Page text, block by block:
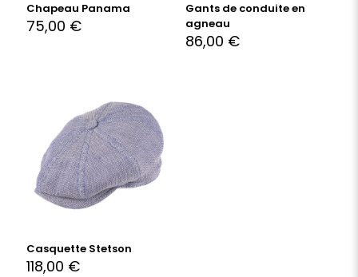
Chapeau Panama
75,00 €
Gants de conduite en
agneau
86,00 €
Casquette Stetson
118,00 €